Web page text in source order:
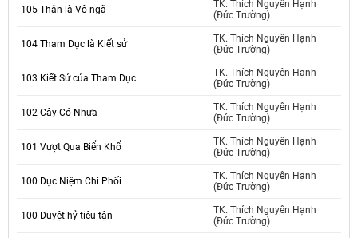
105 Thân là Vô ngã
TK. Thích Nguyên Hạnh
(Đức Trường)
104 Tham Dục là Kiết sử
TK. Thích Nguyên Hạnh
(Đức Trường)
103 Kiết Sử của Tham Dục
TK. Thích Nguyên Hạnh
(Đức Trường)
102 Cây Có Nhựa
TK. Thích Nguyên Hạnh
(Đức Trường)
101 Vượt Qua Biển Khổ
TK. Thích Nguyên Hạnh
(Đức Trường)
100 Dục Niệm Chi Phối
TK. Thích Nguyên Hạnh
(Đức Trường)
100 Duyệt hỷ tiêu tận
TK. Thích Nguyên Hạnh
(Đức Trường)